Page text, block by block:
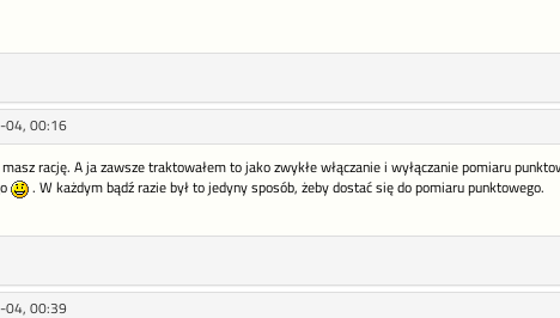
00:16
rację. A ja zawsze traktowałem to jako zwykłe włączanie i wyłączanie pomiaru
. W każdym bądź razie był to jedyny sposób, żeby dostać się do pomiaru punktowego.
00:39